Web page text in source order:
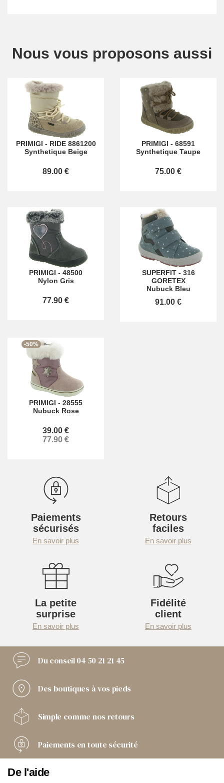
Nous vous proposons aussi
PRIMIGI - RIDE 8861200
Synthetique Beige
89.00 €
PRIMIGI - 68591
Synthetique Taupe
75.00 €
PRIMIGI - 48500
Nylon Gris
77.90 €
SUPERFIT- 316
GORETEX
Nubuck Bleu
91.00 €
-50%
PRIMIGI - 28555
Nubuck Rose
39.00 €
77.90 €
Paiements
sécurisés
En savoir plus
Retours
faciles
En savoir plus
La petite
surprise
En savoir plus
Fidélité
client
En savoir plus
Du conseil04 50 21 21 45
Des boutiques à vos pieds
Simple comme nos retours
Paiements en toute sécurité
De l'aide